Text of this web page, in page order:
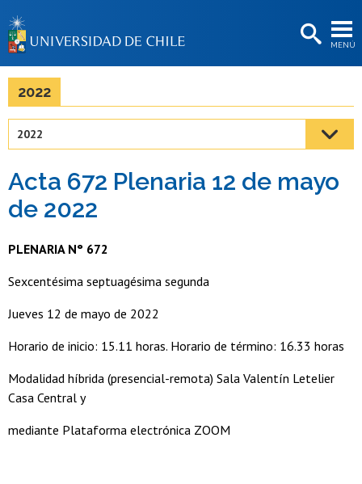
MENÚ
BIBLIOTECAS
Estudiantes
Académicas/os
2022
2022
Acta 672 Plenaria 12 de mayo
de 2022
PLENARIA N° 672
Sexcentésima septuagésima segunda
Jueves 12 de mayo de 2022
Horario de inicio: 15.11 horas. Horario de término: 16.33 horas
Modalidad híbrida (presencial-remota) Sala Valentín Letelier
Casa Central y
mediante Plataforma electrónica ZOOM